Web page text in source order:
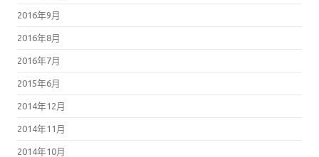
2016年9月
2016年8月
2016年7月
2015年6月
2014年12月
2014年11月
2014年10月